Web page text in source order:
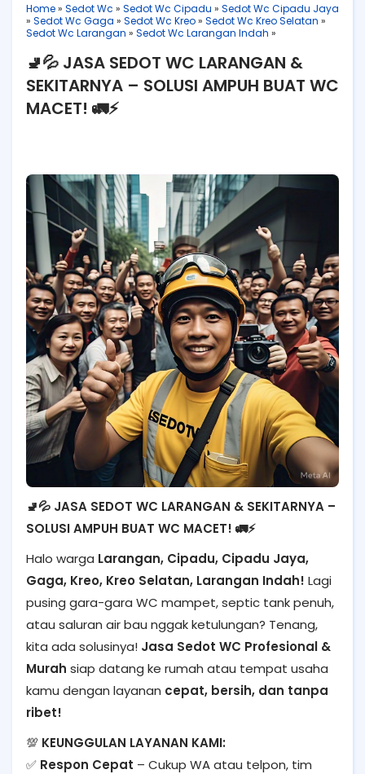
Home» Sedot Wc » Sedot Wc Cipadu » Sedot Wc Cipadu Jaya
» Sedot Wc Gaga » Sedot Wc Kreo» Sedot Wc Kreo Selatan »
Sedot Wc Larangan » Sedot Wc Larangan Indah »
🚽💦 JASA SEDOT WC LARANGAN &
SEKITARNYA – SOLUSI AMPUH BUAT WC
MACET! 🚛⚡
🚽💦 JASA SEDOT WC LARANGAN & SEKITARNYA –
SOLUSI AMPUH BUAT WC MACET! 🚛⚡
Halo warga Larangan, Cipadu, Cipadu Jaya,
Gaga, Kreo, Kreo Selatan, Larangan Indah! Lagi
pusing gara-gara WC mampet, septic tank penuh,
atau saluran air bau nggak ketulungan? Tenang,
kita ada solusinya! Jasa Sedot WC Profesional &
Murah siap datang ke rumah atau tempat usaha
kamu dengan layanan cepat, bersih, dan tanpa
ribet!
💯 KEUNGGULAN LAYANAN KAMI:
✅ Respon Cepat – Cukup WA atau telpon, tim